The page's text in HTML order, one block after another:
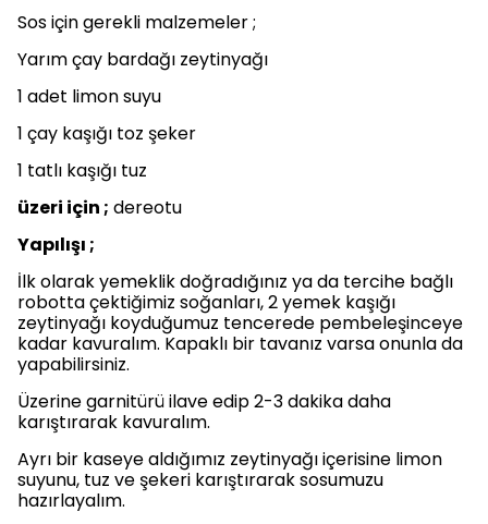
Sos için gerekli malzemeler ;
Yarım çay bardağı zeytinyağı
1 adet limon suyu
1 çay kaşığı toz şeker
1 tatlı kaşığı tuz
üzeri için ; dereotu
Yapılışı ;
İlk olarak yemeklik doğradığınız ya da tercihe bağlı
robotta çektiğimiz soğanları, 2 yemek kaşığı
zeytinyağı koyduğumuz tencerede pembeleşinceye
kadar kavuralım. Kapaklı bir tavanız varsa onunla da
yapabilirsiniz.
Üzerine garnitürü ilave edip 2-3 dakika daha
karıştırarak kavuralım.
Ayrı bir kaseye aldığımız zeytinyağı içerisine limon
suyunu, tuz ve şekeri karıştırarak sosumuzu
hazırlayalım.